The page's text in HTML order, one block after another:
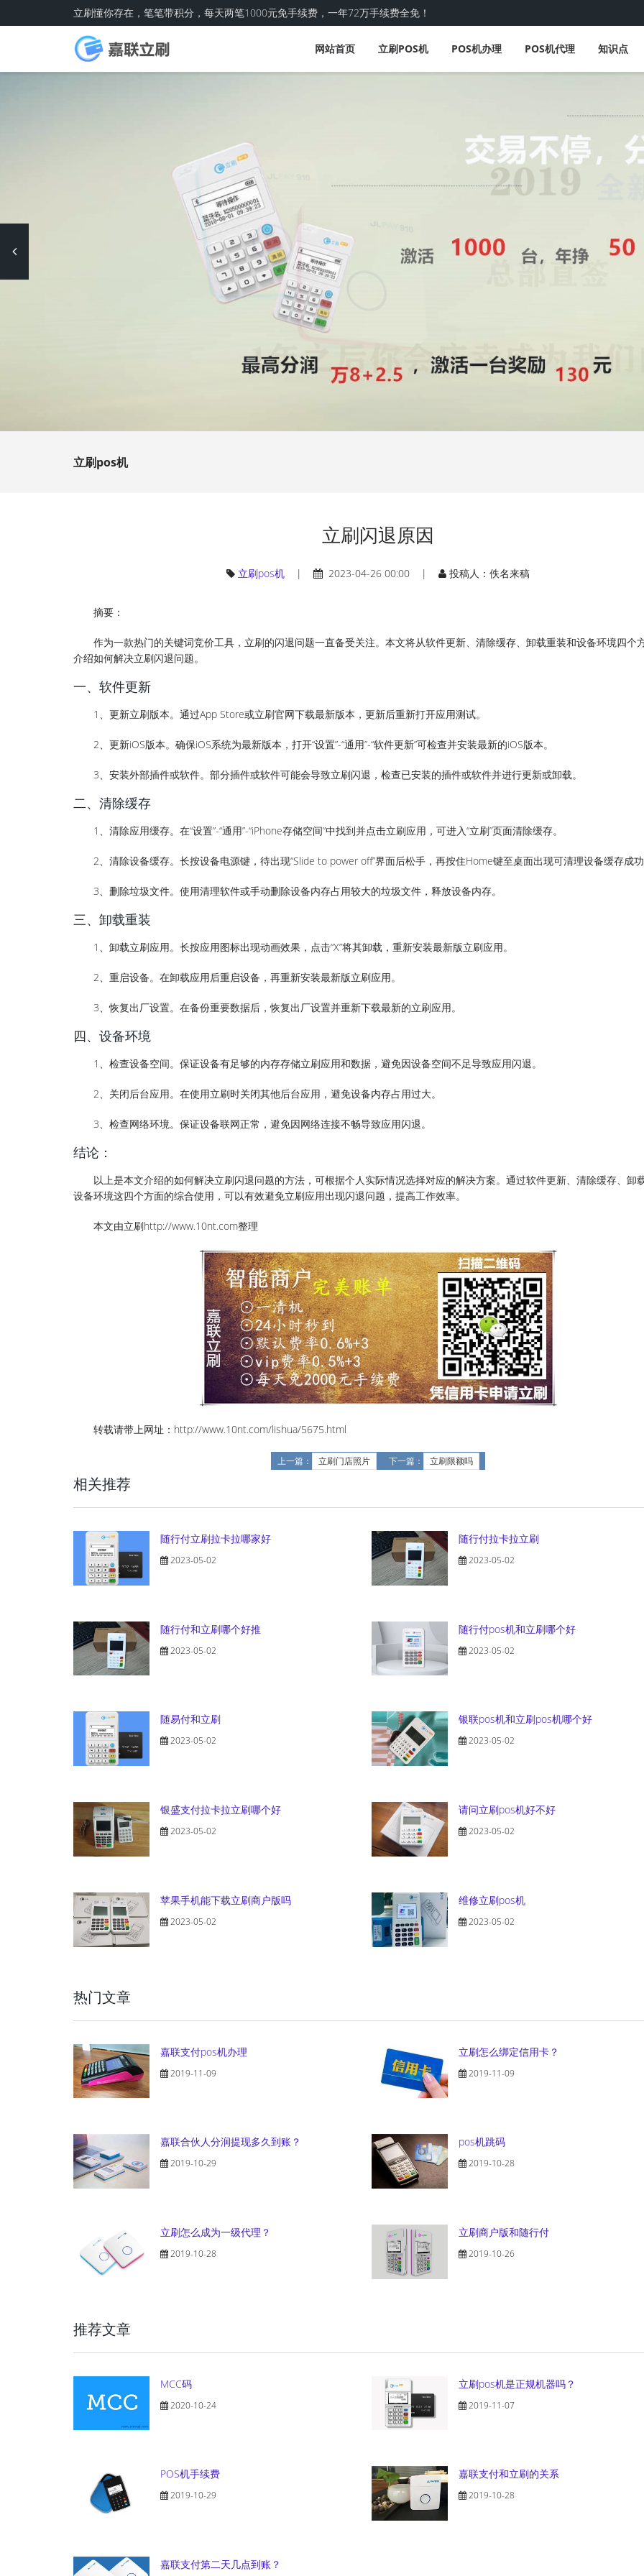
立刷懂你存在，笔笔带积分，每天两笔1000元免手续费，一年72万手续费全免！
网站首页 立刷POS机 POS机办理 POS机代理 知识点
立刷pos机
立刷闪退原因
立刷pos机| 2023-04-26 00:00 | 投稿人：佚名来稿
摘要：
作为一款热门的关键词竞价工具，立刷的闪退问题一直备受关注。本文将从软件更新、清除缓存、卸载重装和设备环境四个
介绍如何解决立刷闪退问题。
一、软件更新
1、更新立刷版本。通过App Store或立刷官网下载最新版本，更新后重新打开应用测试。
2、更新iOS版本。确保iOS系统为最新版本，打开“设置”-“通用”-“软件更新”可检查并安装最新的iOS版本。
3、安装外部插件或软件。部分插件或软件可能会导致立刷闪退，检查已安装的插件或软件并进行更新或卸载。
二、清除缓存
1、清除应用缓存。在“设置”-“通用”-“iPhone存储空间”中找到并点击立刷应用，可进入“立刷”页面清除缓存。
2、清除设备缓存。长按设备电源键，待出现“Slide to power off”界面后松手，再按住Home键至桌面出现可清理设备缓存成
3、删除垃圾文件。使用清理软件或手动删除设备内存占用较大的垃圾文件，释放设备内存。
三、卸载重装
1、卸载立刷应用。长按应用图标出现动画效果，点击“X”将其卸载，重新安装最新版立刷应用。
2、重启设备。在卸载应用后重启设备，再重新安装最新版立刷应用。
3、恢复出厂设置。在备份重要数据后，恢复出厂设置并重新下载最新的立刷应用。
四、设备环境
1、检查设备空间。保证设备有足够的内存存储立刷应用和数据，避免因设备空间不足导致应用闪退。
2、关闭后台应用。在使用立刷时关闭其他后台应用，避免设备内存占用过大。
3、检查网络环境。保证设备联网正常，避免因网络连接不畅导致应用闪退。
结论：
以上是本文介绍的如何解决立刷闪退问题的方法，可根据个人实际情况选择对应的解决方案。通过软件更新、清除缓存、卸
设备环境这四个方面的综合使用，可以有效避免立刷应用出现闪退问题，提高工作效率。
本文由立刷http://www.10nt.com整理
转载请带上网址：http://www.10nt.com/lishua/5675.html
上一篇： 立刷门店照片 下一篇： 立刷限额吗
相关推荐
随行付立刷拉卡拉哪家好
2023-05-02
随行付拉卡拉立刷
2023-05-02
随行付和立刷哪个好推
2023-05-02
随行付pos机和立刷哪个好
2023-05-02
随易付和立刷
2023-05-02
银联pos机和立刷pos机哪个好
2023-05-02
银盛支付拉卡拉立刷哪个好
2023-05-02
请问立刷pos机好不好
2023-05-02
苹果手机能下载立刷商户版吗
2023-05-02
维修立刷pos机
2023-05-02
热门文章
嘉联支付pos机办理
2019-11-09
立刷怎么绑定信用卡？
2019-11-09
嘉联合伙人分润提现多久到账？
2019-10-29
pos机跳码
2019-10-28
立刷怎么成为一级代理？
2019-10-28
立刷商户版和随行付
2019-10-26
推荐文章
MCC码
2020-10-24
立刷pos机是正规机器吗？
2019-11-07
POS机手续费
2019-10-29
嘉联支付和立刷的关系
2019-10-28
嘉联支付第二天几点到账？